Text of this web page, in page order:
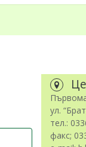
ул.
тел.:
факс;